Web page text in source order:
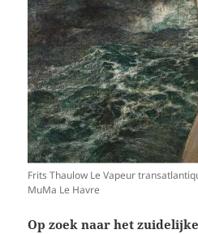
Frits Thaulow Le Vapeur
MuMa Le Havre
Op zoek naar het